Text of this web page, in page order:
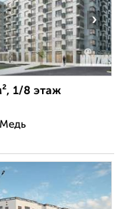
›
1/8 этаж